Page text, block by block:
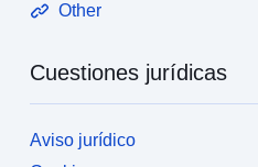
Other
Cuestiones jurídicas
Aviso jurídico